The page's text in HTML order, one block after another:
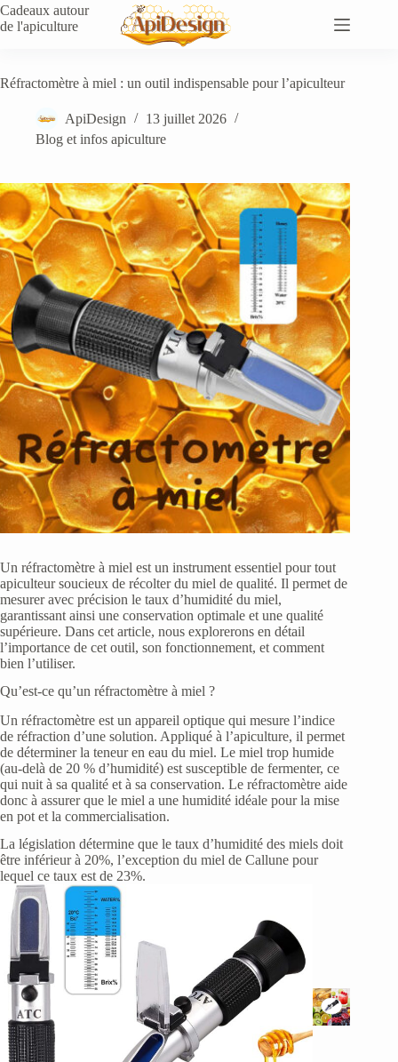
Cadeaux autour
de l'apiculture
Réfractomètre à miel : un outil indispensable pour l’apiculteur
ApiDesign
13 juillet 2026
Blog et infos apiculture
Un réfractomètre à miel est un instrument essentiel pour tout
apiculteur soucieux de récolter du miel de qualité. Il permet de
mesurer avec précision le taux d’humidité du miel,
garantissant ainsi une conservation optimale et une qualité
supérieure. Dans cet article, nous explorerons en détail
l’importance de cet outil, son fonctionnement, et comment
bien l’utiliser.
Qu’est-ce qu’un réfractomètre à miel ?
Un réfractomètre est un appareil optique qui mesure l’indice
de réfraction d’une solution. Appliqué à l’apiculture, il permet
de déterminer la teneur en eau du miel. Le miel trop humide
(au-delà de 20 % d’humidité) est susceptible de fermenter, ce
qui nuit à sa qualité et à sa conservation. Le réfractomètre aide
donc à assurer que le miel a une humidité idéale pour la mise
en pot et la commercialisation.
La législation détermine que le taux d’humidité des miels doit
être inférieur à 20%, l’exception du miel de Callune pour
lequel ce taux est de 23%.